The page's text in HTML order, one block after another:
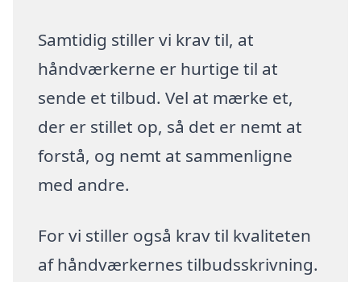
Samtidig stiller vi krav til, at
håndværkerne er hurtige til at
sende et tilbud. Vel at mærke et,
der er stillet op, så det er nemt at
forstå, og nemt at sammenligne
med andre.
For vi stiller også krav til kvaliteten
af håndværkernes tilbudsskrivning.